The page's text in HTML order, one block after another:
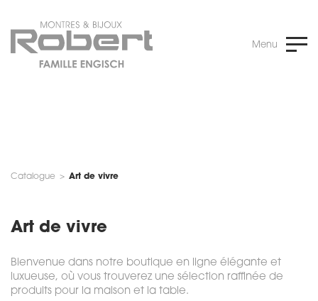
Menu
Catalogue > Art de vivre
Art de vivre
Bienvenue dans notre boutique en ligne élégante et
luxueuse, où vous trouverez une sélection raffinée de
produits pour la maison et la table.